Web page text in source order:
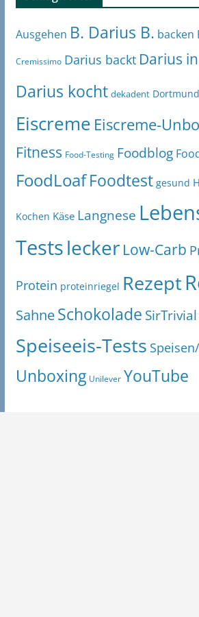
Ausgehen B. Darius B. backen
Cremissimo Darius backt Darius
Darius kocht dekadent Dortmund
Eiscreme Eiscreme-
Fitness Food-Testing Foodblog
FoodLoaf Foodtest gesund
Kochen Käse Langnese
Testslecker Low-Carb
Protein proteinriegel Rezept
SahneSchokolade SirTrivial
Speiseeis-Tests
Unboxing Unilever YouTube